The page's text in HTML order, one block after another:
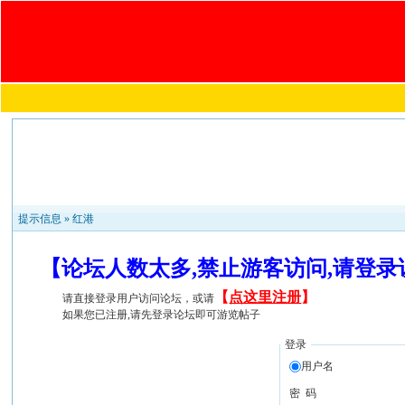
提示信息 »红港
【论坛人数太多,禁止游客访问,请登
请直接登录用户访问论坛，或请 【 点这里注册】
如果您已注册,请先登录论坛即可游览帖子
登录
用户名
密 码